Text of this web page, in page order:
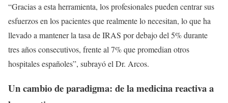
“Gracias a esta herramienta, los profesionales pueden centrar sus
esfuerzos en los pacientes que realmente lo necesitan, lo que ha
llevado a mantener la tasa de IRAS por debajo del 5% durante
tres años consecutivos, frente al 7% que promedian otros
hospitales españoles”, subrayó el Dr. Arcos.
Un cambio de paradigma: de la medicina reactiva a